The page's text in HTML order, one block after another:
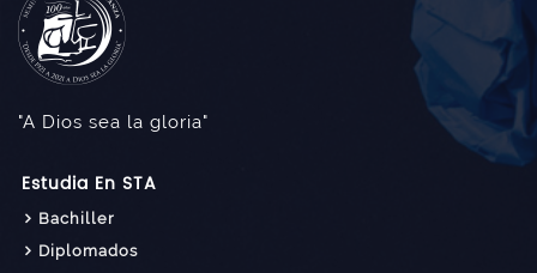
"A Dios sea la gloria"
Estudia En STA
Bachiller
Diplomados